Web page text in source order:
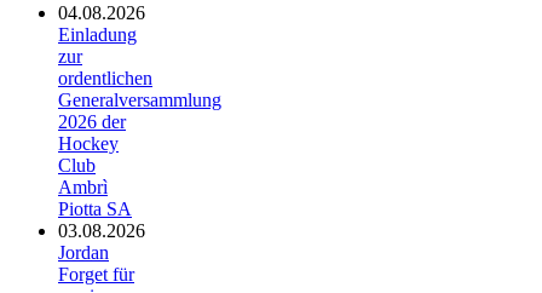
04.08.2026
Einladung
zur
ordentlichen
Generalversammlung
2026 der
Hockey
Club
Ambrì
Piotta SA
03.08.2026
Jordan
Forget für